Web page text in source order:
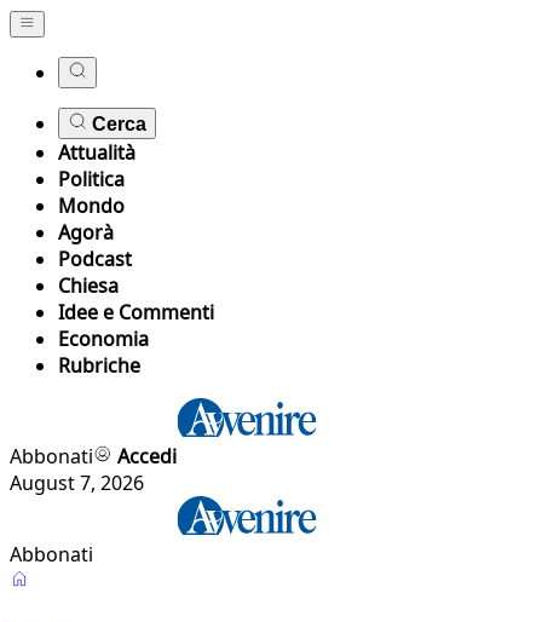
Cerca
Attualità
Politica
Mondo
Agorà
Podcast
Chiesa
Idee e Commenti
Economia
Rubriche
Abbonati
Accedi
August 7, 2026
Abbonati